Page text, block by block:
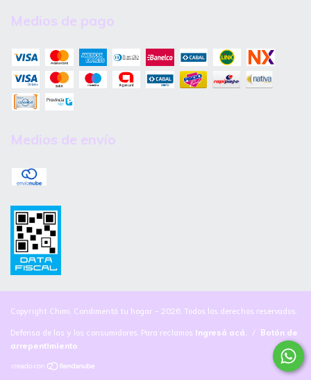
Medios de pago
Medios de envío
Copyright Chimi. Condimentá tu hogar - 2026. Todos los derechos reservados.
Defensa de las y los consumidores. Para reclamos ingresá acá. / Botón de
arrepentimiento